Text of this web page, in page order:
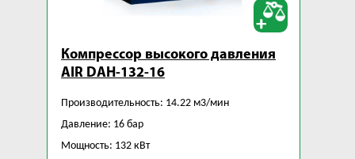
Компрессор высокого давления
AIR DAH-132-16
Производительность: 14.22 м3/мин
Давление: 16 бар
Мощность: 132 кВт